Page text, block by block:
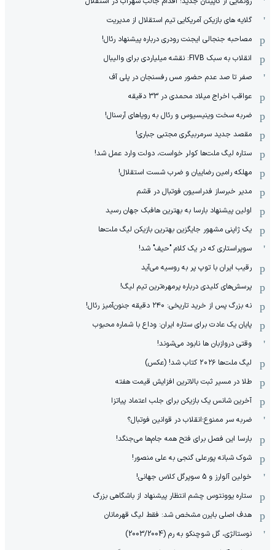
گلایه های بازیکن آمریکایی تیم استقلال از مدیریت
مصاحبه جنجالی ایجنت رودری درباره پیشنهاد رئال!
انقلاب به سبک FIVB: نقشه میلیاردی برای والیبال
صفر تا صد عدم حضور مس رفسنجان در پلی آف
عواقب اخراج میلاد محمدی در 33 دقیقه
ضربه سخت وینیسیوس و رئال به رویاهای آرسنال!
مقصد جدید سرمربیگری مجتبی جباری!
ستاره لیگ ملت‌ها کولر خواست، دولت وارد عمل شد!
مهلکه رامین رضاییان و ضرب شست استقلال!
مدیر خبرساز فدراسیون فوتبال در قشم
اولین پیشنهاد بارسا به بهترین هافبک جهان رسید
یک ژاپنی مشهور جایگزین بهترین بازیکن لیگ ملت‌ها
سوپراستاری که در یک کلام "حیف" شد!
رقیب ایران با توپ پر به روسیه می‌آید
پرسش‌های کلیدی درباره پرمهره‌ترین تیم لیگ!
نه بزرگ پس از خرید تاریخی: ۲۴۰ دقیقه جنون‌آمیز رئال!
پایان یک عادت برای ستاره ایران: وداع با شماره محبوب
وقتی دروازبان ها نابود می‌شوند!
لیگ ملت‌ها ٢٠٢۶ کتاب شد! (عکس)
طلا در مسیر ثبت بالاترین افزایش قیمت هفته
آخرین شانس یک بازیکن برای جلب اعتماد پیاتزا
ضربه سر ممنوع؛انقلاب در قوانین فوتبال؟
بارسا این فصل برای فتح همه جام‌ها می‌جنگد!
شوک شبانه پورعلی گنجی به علی منصور!
خولین آلوارز و 5 سوپرگل کلاس جهانی!
ستاره یوونتوس چشم انتظار پیشنهاد از باشگاهی بزرگ
هدف اصلی بایرن مشخص شد: فقط لیگ قهرمانان
نوستالژی، گل شوچنکو به رم (2003/2004)